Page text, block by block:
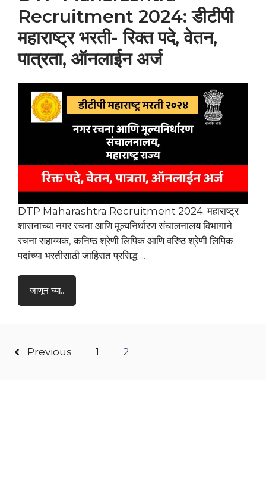
Recruitment 2024: डीटीपी
महाराष्ट्र भरती- रिक्त पदे, वेतन,
पात्रता, ऑनलाईन अर्ज
DTP Maharashtra Recruitment 2024: महाराष्ट्र
शासनाच्या नगर रचना आणि मूल्यनिर्धारण संचालनालय विभागाने
रचना सहाय्यक, कनिष्ठ श्रेणी लिपिक आणि वरिष्ठ श्रेणी लिपिक
पदांच्या भरतीसाठी जाहिरात प्रसिद्ध ...
जाणून घ्या..
Previous 1 2